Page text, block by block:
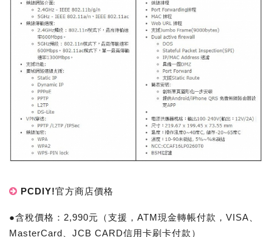
PCDIY!官方商店價格
●含稅價格：2,990元（支援，ATM現金轉帳付款，VISA、
MasterCard、JCB CARD信用卡刷卡付款）